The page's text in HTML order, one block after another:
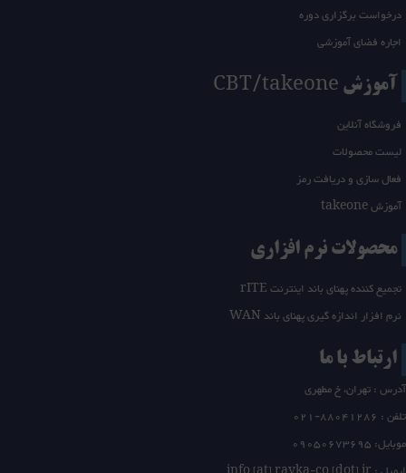
درخواست برگزاری دوره
اجاره فضای آموزشی
آموزش CBT/takeone
فروشگاه آنلاین
لیست محصولات
فعال سازی و دریافت رمز
آموزش takeone
محصولات نرم افزاری
تجمیع کننده پهنای باند اینترنت rITE
نرم افزار اندازه گیری پهنای باند WAN
ارتباط با ما
آدرس : تهران، خ مطهری
تلفن : 21-88041286
0
موبایل: 09050673695